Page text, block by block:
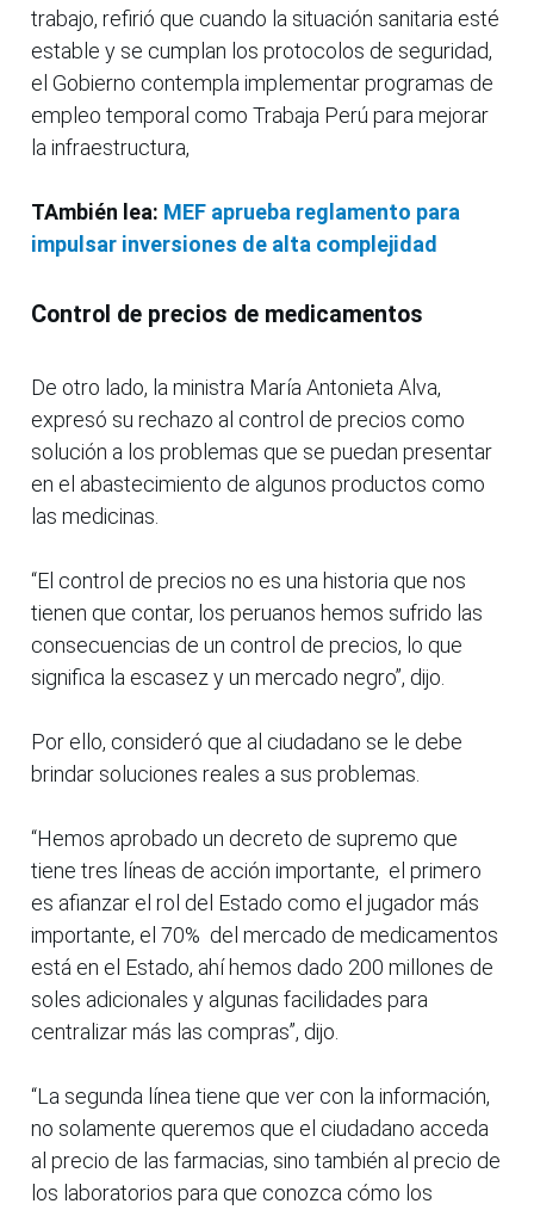
trabajo, refirió que cuando la situación sanitaria esté
estable y se cumplan los protocolos de seguridad,
el Gobierno contempla implementar programas de
empleo temporal como Trabaja Perú para mejorar
la infraestructura,
TAmbién lea: MEF aprueba reglamento para
impulsar inversiones de alta complejidad
Control de precios de medicamentos
De otro lado, la ministra María Antonieta Alva,
expresó su rechazo al control de precios como
solución a los problemas que se puedan presentar
en el abastecimiento de algunos productos como
las medicinas.
“El control de precios no es una historia que nos
tienen que contar, los peruanos hemos sufrido las
consecuencias de un control de precios, lo que
significa la escasez y un mercado negro”, dijo.
Por ello, consideró que al ciudadano se le debe
brindar soluciones reales a sus problemas.
“Hemos aprobado un decreto de supremo que
tiene tres líneas de acción importante, el primero
es afianzar el rol del Estado como el jugador más
importante, el 70% del mercado de medicamentos
está en el Estado, ahí hemos dado 200 millones de
soles adicionales y algunas facilidades para
centralizar más las compras”, dijo.
“La segunda línea tiene que ver con la información,
no solamente queremos que el ciudadano acceda
al precio de las farmacias, sino también al precio de
los laboratorios para que conozca cómo los